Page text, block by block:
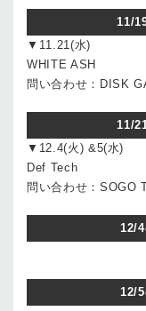
11/
▼11.21(水)
WHITE ASH
問い合わせ：DISK
11/
▼12.4(火) &5(水)
Def Tech
問い合わせ：SOGO
12/
12/